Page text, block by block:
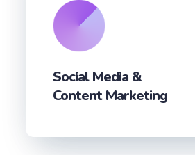
Social Media &
Content Marketing